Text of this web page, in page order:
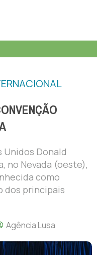
Donald
no Nevada (oeste),
como
dos principais
Agência Lusa